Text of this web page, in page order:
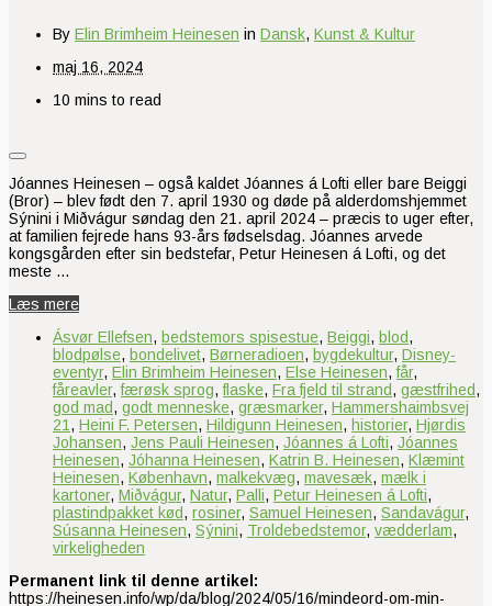
By Elin Brimheim Heinesen in Dansk, Kunst & Kultur
maj 16, 2024
10 mins to read
Jóannes Heinesen – også kaldet Jóannes á Lofti eller bare Beiggi
(Bror) – blev født den 7. april 1930 og døde på alderdomshjemmet
Sýnini i Miðvágur søndag den 21. april 2024 – præcis to uger efter,
at familien fejrede hans 93-års fødselsdag. Jóannes arvede
kongsgården efter sin bedstefar, Petur Heinesen á Lofti, og det
meste …
Læs mere
Ásvør Ellefsen, bedstemors spisestue, Beiggi, blod,
blodpølse, bondelivet, Børneradioen, bygdekultur, Disney-
eventyr, Elin Brimheim Heinesen, Else Heinesen,får,
fåreavler,færøsk sprog,flaske, Fra fjeld til strand, gæstfrihed,
god mad, godt menneske, græsmarker, Hammershaimbsvej
21 , Heini F. Petersen, Hildigunn Heinesen, historier, Hjørdis
Johansen, Jens Pauli Heinesen, Jóannes á Lofti, Jóannes
Heinesen, Jóhanna Heinesen, Katrin B. Heinesen, Klæmint
Heinesen, København, malkekvæg, mavesæk, mælk i
kartoner, Miðvágur, Natur, Palli, Petur Heinesen á Lofti,
plastindpakket kød, rosiner, Samuel Heinesen, Sandavágur,
Súsanna Heinesen, Sýnini, Troldebedstemor, vædderlam,
virkeligheden
Permanent link til denne artikel:
https://heinesen.info/wp/da/blog/2024/05/16/mindeord-om-min-